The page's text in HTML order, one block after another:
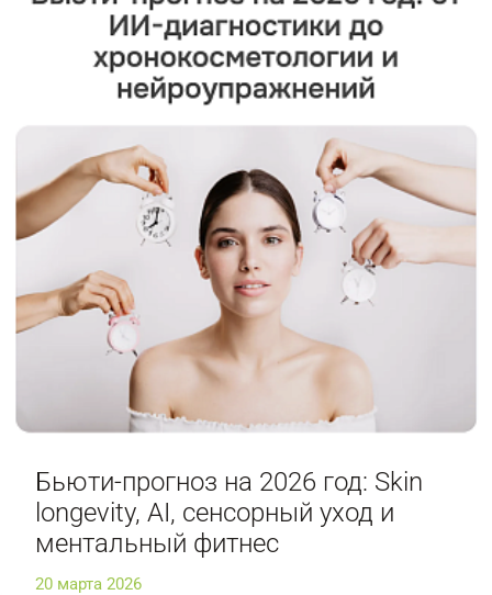
Бьюти-прогноз на 2026 год: Skin
longevity, AI, сенсорный уход и
ментальный фитнес
20 марта 2026